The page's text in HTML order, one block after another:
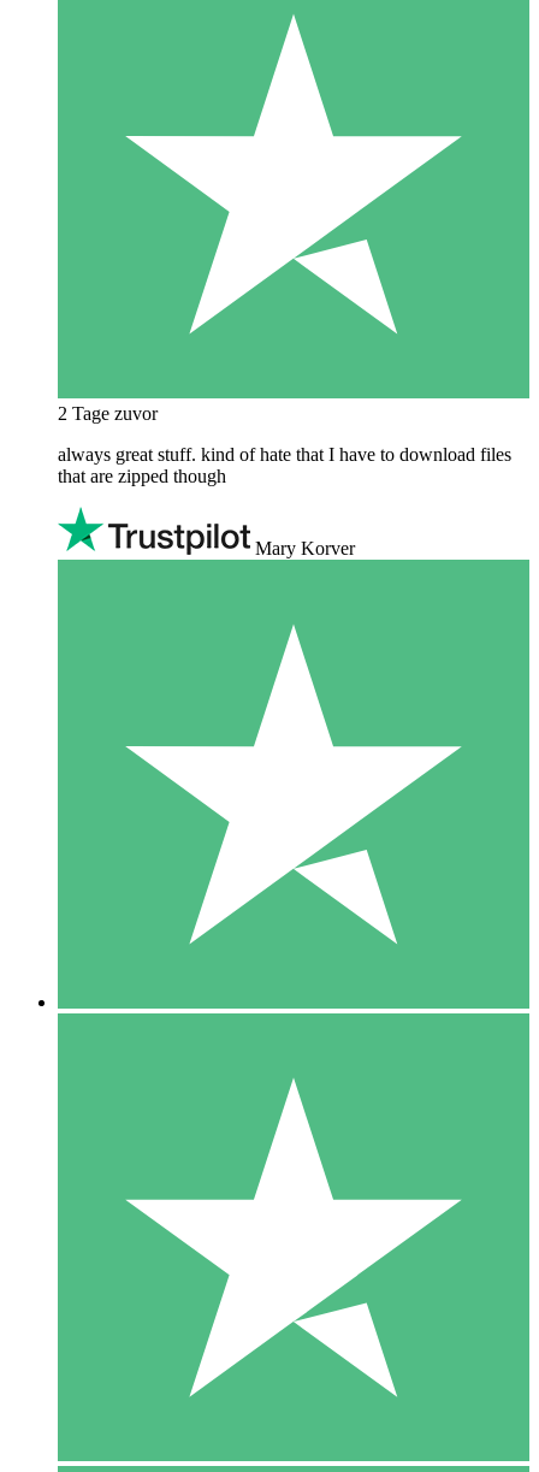
2 Tage zuvor
always great stuff. kind of hate that I have to download files
that are zipped though
Mary Korver